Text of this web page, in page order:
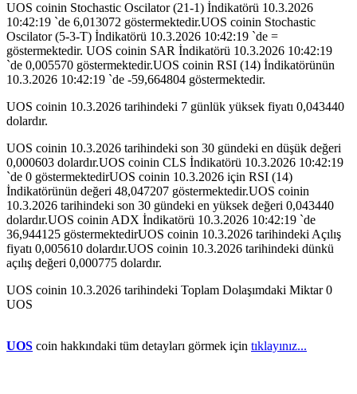
UOS coinin Stochastic Oscilator (21-1) İndikatörü 10.3.2026
10:42:19 `de 6,013072 göstermektedir.UOS coinin Stochastic
Oscilator (5-3-T) İndikatörü 10.3.2026 10:42:19 `de =
göstermektedir. UOS coinin SAR İndikatörü 10.3.2026 10:42:19
`de 0,005570 göstermektedir.UOS coinin RSI (14) İndikatörünün
10.3.2026 10:42:19 `de -59,664804 göstermektedir.
UOS coinin 10.3.2026 tarihindeki 7 günlük yüksek fiyatı 0,043440
dolardır.
UOS coinin 10.3.2026 tarihindeki son 30 gündeki en düşük değeri
0,000603 dolardır.UOS coinin CLS İndikatörü 10.3.2026 10:42:19
`de 0 göstermektedirUOS coinin 10.3.2026 için RSI (14)
İndikatörünün değeri 48,047207 göstermektedir.UOS coinin
10.3.2026 tarihindeki son 30 gündeki en yüksek değeri 0,043440
dolardır.UOS coinin ADX İndikatörü 10.3.2026 10:42:19 `de
36,944125 göstermektedirUOS coinin 10.3.2026 tarihindeki Açılış
fiyatı 0,005610 dolardır.UOS coinin 10.3.2026 tarihindeki dünkü
açılış değeri 0,000775 dolardır.
UOS coinin 10.3.2026 tarihindeki Toplam Dolaşımdaki Miktar 0
UOS
UOS coin hakkındaki tüm detayları görmek için tıklayınız...